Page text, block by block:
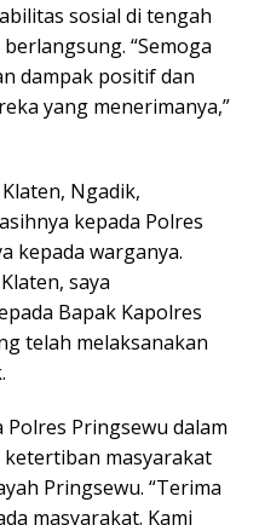
sosial di tengah
“Semoga
dampak positif dan
yang menerimanya,”
Ngadik,
kepada Polres
kepada warganya.
saya
Bapak Kapolres
telah melaksanakan
Pringsewu dalam
masyarakat
Pringsewu. “Terima
masyarakat. Kami